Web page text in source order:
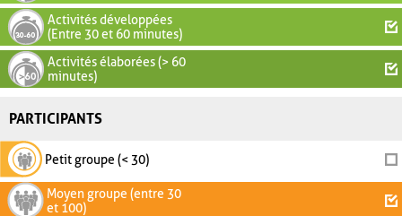
Activités développées
(Entre 30 et 60 minutes)
Activités élaborées (> 60
minutes)
PARTICIPANTS
Petit groupe (< 30)
Moyen groupe (entre 30
et 100)